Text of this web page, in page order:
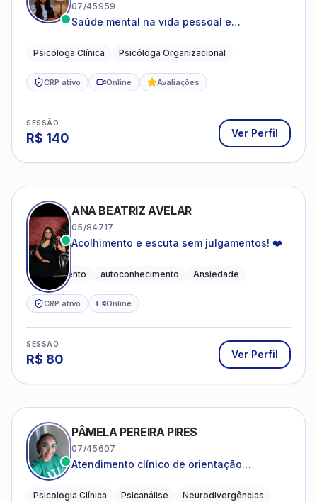
07/45959
Saúde mental na vida pessoal e
Psicóloga Clínica Psicóloga Organizacional
CRP ativo Online Avaliações
SESSÃO
R$ 140 Ver Perfil
ANA BEATRIZ AVELAR
05/84717
Acolhimento e escuta sem julgamentos! ❤️
Acolhimento autoconhecimento Ansiedade
CRP ativo Online
SESSÃO
R$ 80 Ver Perfil
PÂMELA PEREIRA PIRES
07/45607
Atendimento clínico de orientação
crianças neurotípicas
Psicologia Clínica Psicanálise Neurodivergências